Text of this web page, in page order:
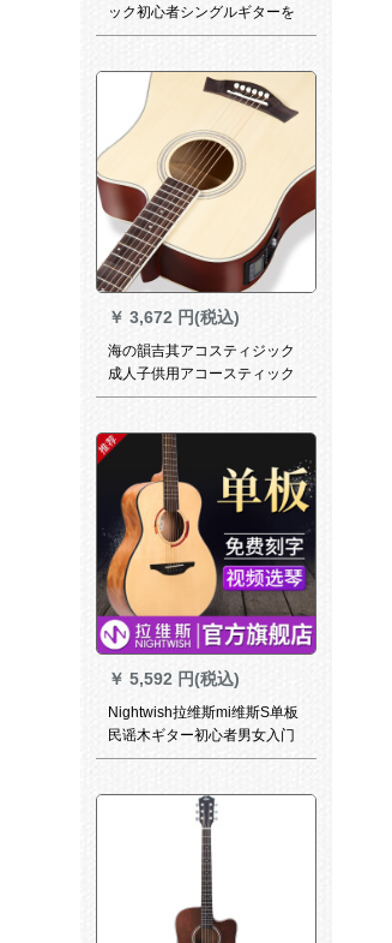
ック初心者シングルギターを
演奏しました。電吉はギター
を包んで弦エレキギタを送り
ます。
￥ 3,672 円(税込)
海の韻吉其アコスティジック
成人子供用アコースティック
ギターエレクボックスボック
ギターエクササイズエレキギ
タリー初心者ギミック41イン
チ手製ギター1エレクトリック
ケース+プレゼント
￥ 5,592 円(税込)
Nightwish拉维斯mi维斯S单板
民谣木ギター初心者男女入门
口单板41寸拉维斯オフィシャ
维斯云杉原木色（36インチ）